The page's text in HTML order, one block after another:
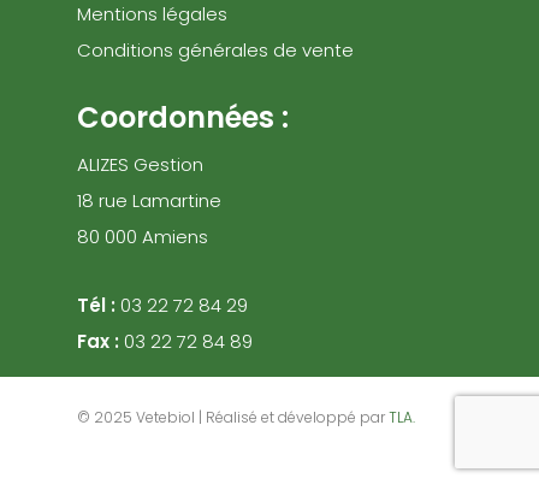
Mentions légales
Conditions générales de vente
Coordonnées :
ALIZES Gestion
18 rue Lamartine
80 000 Amiens
Tél : 03 22 72 84 29
Fax : 03 22 72 84 89
© 2025 Vetebiol | Réalisé et développé parTLA.